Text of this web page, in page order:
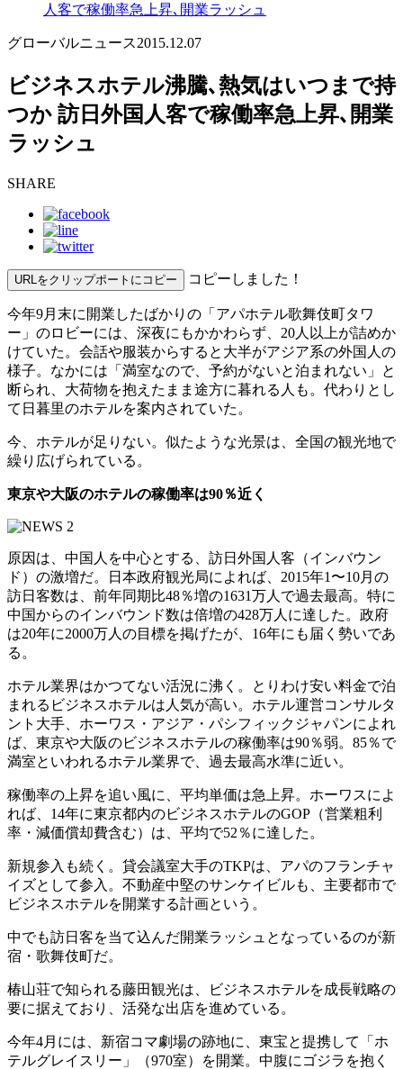
人客で稼働率急上昇､開業ラッシュ
グローバルニュース2015.12.07
ビジネスホテル沸騰､熱気はいつまで持
つか 訪日外国人客で稼働率急上昇､開業
ラッシュ
SHARE
URLをクリップポートにコピー コピーしました！
今年9月末に開業したばかりの「アパホテル歌舞伎町タワ
ー」のロビーには、深夜にもかかわらず、20人以上が詰めか
けていた。会話や服装からすると大半がアジア系の外国人の
様子。なかには「満室なので、予約がないと泊まれない」と
断られ、大荷物を抱えたまま途方に暮れる人も。代わりとし
て日暮里のホテルを案内されていた。
今、ホテルが足りない。似たような光景は、全国の観光地で
繰り広げられている。
東京や大阪のホテルの稼働率は90％近く
原因は、中国人を中心とする、訪日外国人客（インバウン
ド）の激増だ。日本政府観光局によれば、2015年1〜10月の
訪日客数は、前年同期比48％増の1631万人で過去最高。特に
中国からのインバウンド数は倍増の428万人に達した。政府
は20年に2000万人の目標を掲げたが、16年にも届く勢いであ
る。
ホテル業界はかつてない活況に沸く。とりわけ安い料金で泊
まれるビジネスホテルは人気が高い。ホテル運営コンサルタ
ント大手、ホーワス・アジア・パシフィックジャパンによれ
ば、東京や大阪のビジネスホテルの稼働率は90％弱。85％で
満室といわれるホテル業界で、過去最高水準に近い。
稼働率の上昇を追い風に、平均単価は急上昇。ホーワスによ
れば、14年に東京都内のビジネスホテルのGOP（営業粗利
率・減価償却費含む）は、平均で52％に達した。
新規参入も続く。貸会議室大手のTKPは、アパのフランチャ
イズとして参入。不動産中堅のサンケイビルも、主要都市で
ビジネスホテルを開業する計画という。
中でも訪日客を当て込んだ開業ラッシュとなっているのが新
宿・歌舞伎町だ。
椿山荘で知られる藤田観光は、ビジネスホテルを成長戦略の
要に据えており、活発な出店を進めている。
今年4月には、新宿コマ劇場の跡地に、東宝と提携して「ホ
テルグレイスリー」（970室）を開業。中腹にゴジラを抱く